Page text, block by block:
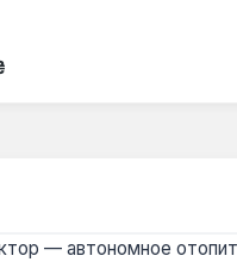
— автономное